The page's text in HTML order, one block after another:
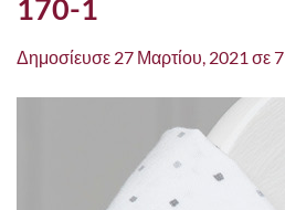
170-1
Δημοσίευσε 27 Μαρτίου, 2021 σε